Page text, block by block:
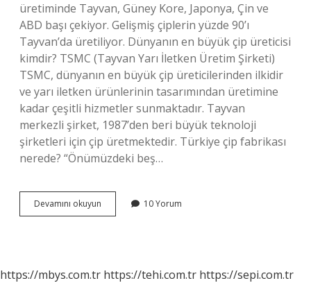
üretiminde Tayvan, Güney Kore, Japonya, Çin ve
ABD başı çekiyor. Gelişmiş çiplerin yüzde 90’ı
Tayvan’da üretiliyor. Dünyanın en büyük çip üreticisi
kimdir? TSMC (Tayvan Yarı İletken Üretim Şirketi)
TSMC, dünyanın en büyük çip üreticilerinden ilkidir
ve yarı iletken ürünlerinin tasarımından üretimine
kadar çeşitli hizmetler sunmaktadır. Tayvan
merkezli şirket, 1987’den beri büyük teknoloji
şirketleri için çip üretmektedir. Türkiye çip fabrikası
nerede? “Önümüzdeki beş…
Devamını okuyun Otomobil
Çipi
10 Yorum
https://mbys.com.tr https://tehi.com.tr https://sepi.com.tr